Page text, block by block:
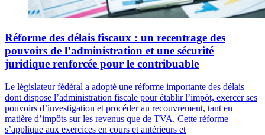
Réforme des délais fiscaux : un recentrage des
pouvoirs de l’administration et une sécurité
juridique renforcée pour le contribuable
Le législateur fédéral a adopté une réforme importante des délais
dont dispose l’administration fiscale pour établir l’impôt, exercer ses
pouvoirs d’investigation et procéder au recouvrement, tant en
matière d’impôts sur les revenus que de TVA. Cette réforme
s’applique aux exercices en cours et antérieurs et